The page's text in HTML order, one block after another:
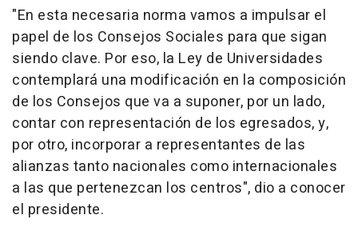
"En esta necesaria norma vamos a impulsar el
papel de los Consejos Sociales para que sigan
siendo clave. Por eso, la Ley de Universidades
contemplará una modificación en la composición
de los Consejos que va a suponer, por un lado,
contar con representación de los egresados, y,
por otro, incorporar a representantes de las
alianzas tanto nacionales como internacionales
a las que pertenezcan los centros", dio a conocer
el presidente.